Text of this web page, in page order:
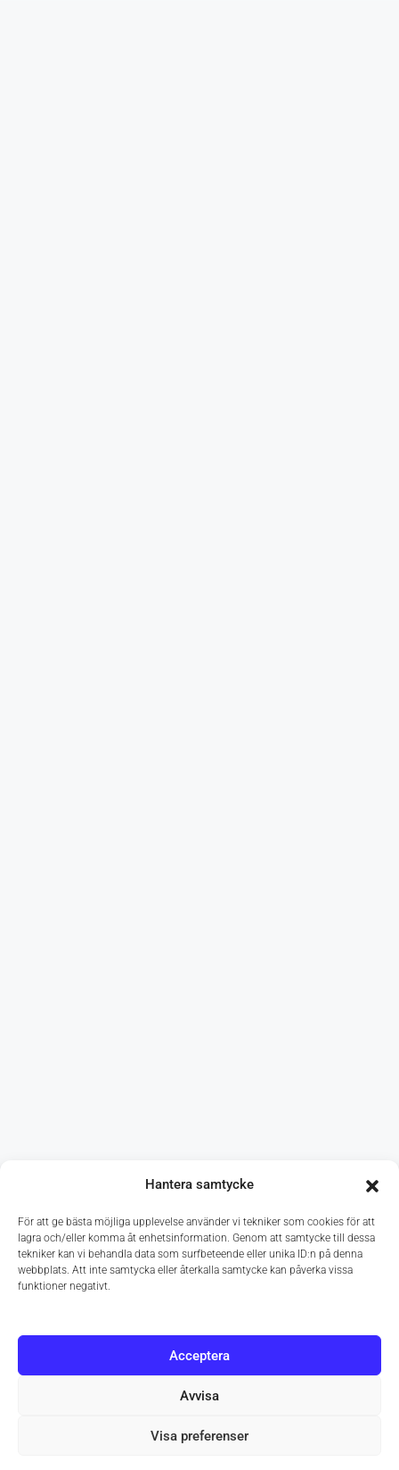
Hantera samtycke
För att ge bästa möjliga upplevelse använder vi tekniker som cookies för att
lagra och/eller komma åt enhetsinformation. Genom att samtycke till dessa
tekniker kan vi behandla data som surfbeteende eller unika ID:n på denna
webbplats. Att inte samtycka eller återkalla samtycke kan påverka vissa
funktioner negativt.
Acceptera
Avvisa
Visa preferenser